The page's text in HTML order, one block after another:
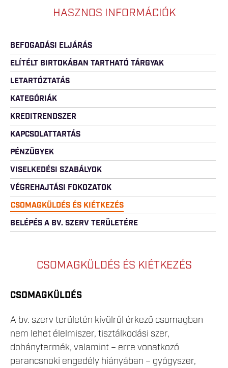
HASZNOS INFORMÁCIÓK
BEFOGADÁSI ELJÁRÁS
ELÍTÉLT BIRTOKÁBAN TARTHATÓ TÁRGYAK
LETARTÓZTATÁS
KATEGÓRIÁK
KREDITRENDSZER
KAPCSOLATTARTÁS
PÉNZÜGYEK
VISELKEDÉSI SZABÁLYOK
VÉGREHAJTÁSI FOKOZATOK
CSOMAGKÜLDÉS ÉS KIÉTKEZÉS
BELÉPÉS A BV. SZERV TERÜLETÉRE
CSOMAGKÜLDÉS ÉS KIÉTKEZÉS
CSOMAGKÜLDÉS
A bv. szerv területén kívülről érkező csomagban
nem lehet élelmiszer, tisztálkodási szer,
dohánytermék, valamint – erre vonatkozó
parancsnoki engedély hiányában – gyógyszer,